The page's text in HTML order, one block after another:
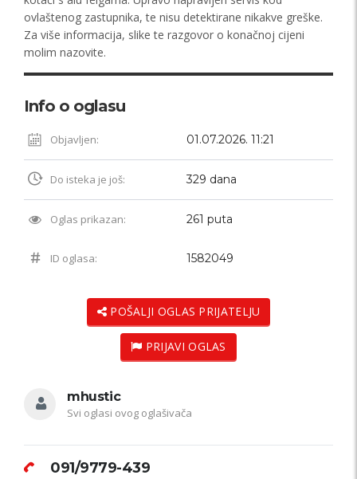
ovlaštenog zastupnika, te nisu detektirane nikakve greške.
Za više informacija, slike te razgovor o konačnoj cijeni
molim nazovite.
Info o oglasu
Objavljen: 01.07.2026. 11:21
Do isteka je još: 329 dana
Oglas prikazan: 261 puta
ID oglasa: 1582049
POŠALJI OGLAS PRIJATELJU
PRIJAVI OGLAS
mhustic
Svi oglasi ovog oglašivača
091/9779-439